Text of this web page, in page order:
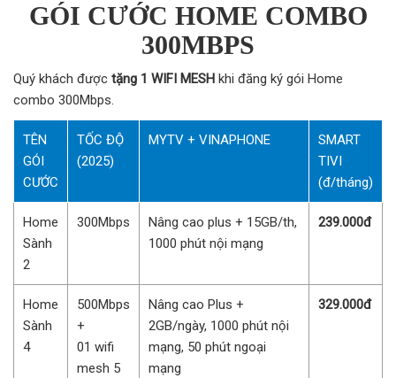
GÓI CƯỚC HOME COMBO
300MBPS
Quý khách được tặng 1 WIFI MESH khi đăng ký gói Home
combo 300Mbps.
TÊN
GÓI
CƯỚC
TỐC ĐỘ
(2025)
MYTV + VINAPHONE
SMART
TIVI
(đ/tháng)
Home
Sành
2
300Mbps
Nâng cao plus + 15GB/th,
1000 phút nội mạng
239.000đ
Home
Sành
4
500Mbps
+
01 wifi
mesh 5
Nâng cao Plus +
2GB/ngày, 1000 phút nội
mạng, 50 phút ngoại
mạng
329.000đ